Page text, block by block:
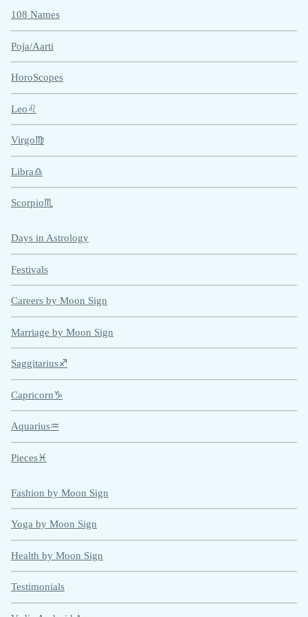
108 Names
Poja/Aarti
HoroScopes
Leo♌
Virgo♍
Libra♎
Scorpio♏
Days in Astrology
Festivals
Careers by Moon Sign
Marriage by Moon Sign
Saggitarius♐
Capricorn♑
Aquarius♒
Pieces♓
Fashion by Moon Sign
Yoga by Moon Sign
Health by Moon Sign
Testimonials